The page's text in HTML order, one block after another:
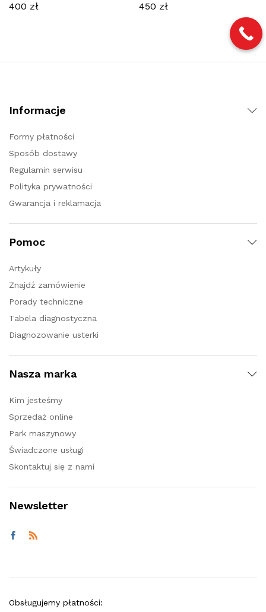
400 zł 450 zł
Informacje
Formy płatności
Sposób dostawy
Regulamin serwisu
Polityka prywatności
Gwarancja i reklamacja
Pomoc
Artykuły
Znajdź zamówienie
Porady techniczne
Tabela diagnostyczna
Diagnozowanie usterki
Nasza marka
Kim jesteśmy
Sprzedaż online
Park maszynowy
Świadczone usługi
Skontaktuj się z nami
Newsletter
Obsługujemy płatności: